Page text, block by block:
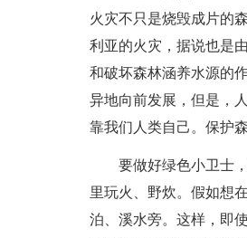
火灾不只是烧毁成片的
利亚的火灾，据说也是
和破坏森林涵养水源的
异地向前发展，但是，
靠我们人类自己。保护
要做好绿色小卫士
里玩火、野炊。假如想
泊、溪水旁。这样，即